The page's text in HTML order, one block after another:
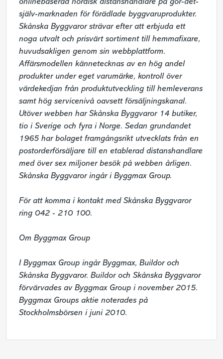
onlinebaserad nordisk distanshandlare på gör-det-
själv-marknaden för förädlade byggvaruprodukter.
Skånska Byggvaror strävar efter att erbjuda ett
noga utvalt och prisvärt sortiment till hemmafixare,
huvudsakligen genom sin webbplattform.
Affärsmodellen kännetecknas av en hög andel
produkter under eget varumärke, kontroll över
värdekedjan från produktutveckling till hemleverans
samt hög servicenivå oavsett försäljningskanal.
Utöver webben har Skånska Byggvaror 14 butiker,
tio i Sverige och fyra i Norge. Sedan grundandet
1965 har bolaget framgångsrikt utvecklats från en
postorderförsäljare till en etablerad distanshandlare
med över sex miljoner besök på webben årligen.
Skånska Byggvaror ingår i Byggmax Group.
För att komma i kontakt med Skånska Byggvaror
ring 042 - 210 100.
Om Byggmax Group
I Byggmax Group ingår Byggmax, Buildor och
Skånska Byggvaror. Buildor och Skånska Byggvaror
förvärvades av Byggmax Group i november 2015.
Byggmax Groups aktie noterades på
Stockholmsbörsen i juni 2010.